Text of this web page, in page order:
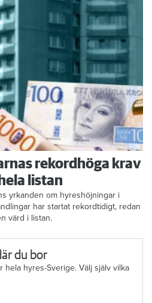
rekordhöga krav
listan
yrkanden om hyreshöjningar i
har startat rekordtidigt, redan
värd i listan.
du bor
hyres-Sverige. Välj själv vilka